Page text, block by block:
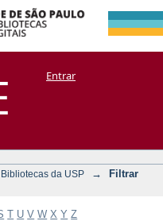
por:
+ CoriscoEntrar
da USP →
Filtrar
T U V W X Y Z